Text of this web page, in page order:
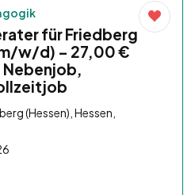
für Friedberg
w/d) – 27,00 €
Nebenjob,
(Hessen), Hessen,